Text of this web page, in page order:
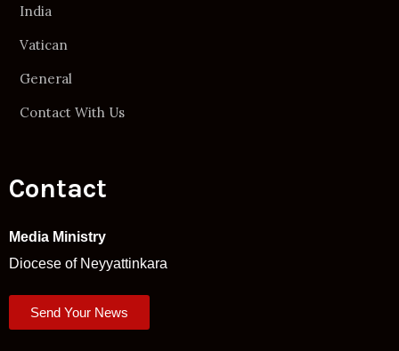
India
Vatican
General
Contact With Us
Contact
Media Ministry
Diocese of Neyyattinkara
Send Your News